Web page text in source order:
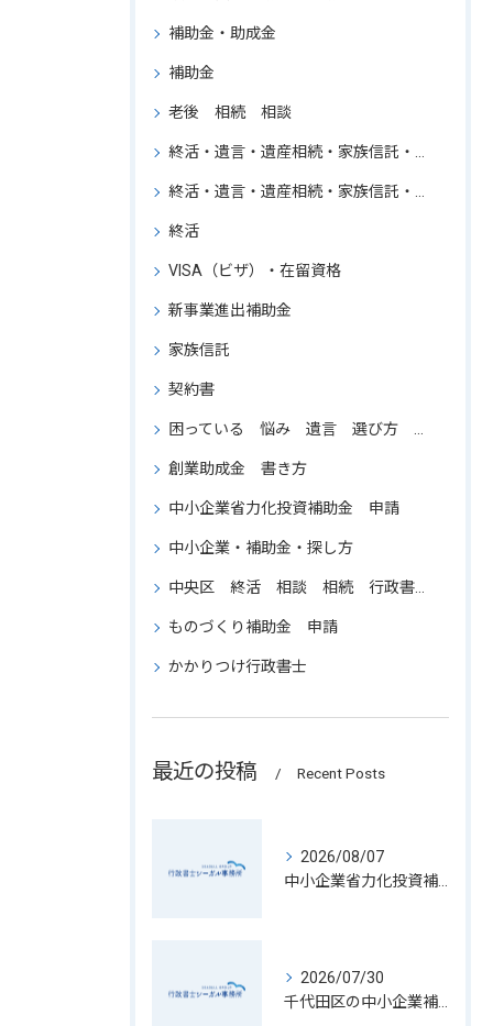
補助金・助成金
補助金
老後 相続 相談
終活・遺言・遺産相続・家族信託・行政書士・東京・一都三県・法律事務所の勤務経験のある行政書士・ワンストップサービス・必要に応じて弁護士などの専門家と連携できる・コンサルタント
終活・遺言・遺産相続・家族信託・行政書士・東京
終活
VISA（ビザ）・在留資格
新事業進出補助金
家族信託
契約書
困っている 悩み 遺言 選び方 専門家 比較 相続 相談
創業助成金 書き方
中小企業省力化投資補助金 申請
中小企業・補助金・探し方
中央区 終活 相談 相続 行政書士 葬儀
ものづくり補助金 申請
かかりつけ行政書士
最近の投稿 Recent Posts
2026/08/07
2026/07/30